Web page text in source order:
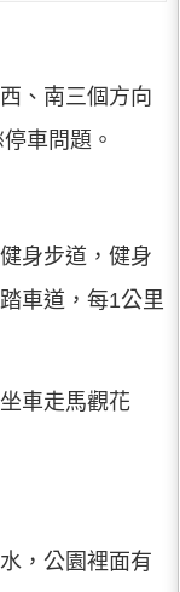
、南三個方向
車問題。
身步道，健身
車道，每1公里
車走馬觀花
，公園裡面有